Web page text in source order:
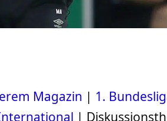
Magazin | 1.
|